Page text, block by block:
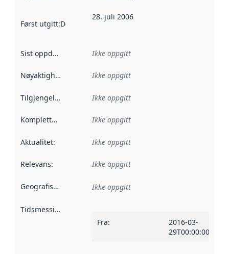
Først utgitt:Denne datoen sier når dataene i dette
28. juli 2006
Sist oppdatert Ikke oppgitt
Nøyaktighet Ikke oppgitt
Tilgjengelighet Ikke oppgitt
Kompletthet Ikke oppgitt
Aktualitet: Ikke oppgitt
Relevans: Ikke oppgitt
Geografisk avgrensning :
Ikke oppgitt
Tidsmessig avgrensning
Fra:
2016-03-
29T00:00:00Z